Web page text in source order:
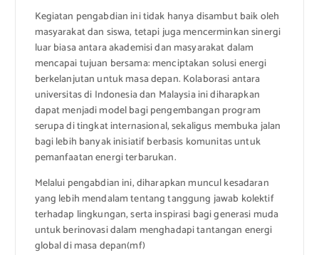
Kegiatan pengabdian ini tidak hanya disambut baik oleh
masyarakat dan siswa, tetapi juga mencerminkan sinergi
luar biasa antara akademisi dan masyarakat dalam
mencapai tujuan bersama: menciptakan solusi energi
berkelanjutan untuk masa depan. Kolaborasi antara
universitas di Indonesia dan Malaysia ini diharapkan
dapat menjadi model bagi pengembangan program
serupa di tingkat internasional, sekaligus membuka jalan
bagi lebih banyak inisiatif berbasis komunitas untuk
pemanfaatan energi terbarukan.
Melalui pengabdian ini, diharapkan muncul kesadaran
yang lebih mendalam tentang tanggung jawab kolektif
terhadap lingkungan, serta inspirasi bagi generasi muda
untuk berinovasi dalam menghadapi tantangan energi
global di masa depan(mf)